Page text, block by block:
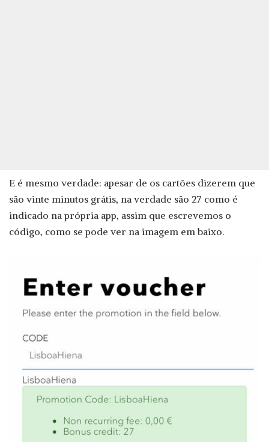
E é mesmo verdade: apesar de os cartões dizerem que
são vinte minutos grátis, na verdade são 27 como é
indicado na própria app, assim que escrevemos o
código, como se pode ver na imagem em baixo.